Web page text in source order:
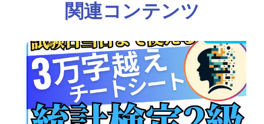
関連コンテンツ